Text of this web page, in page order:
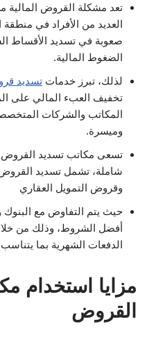
تعد مشكلة القروض المالية
العديد من الأفراد في
صعوبة في تسديد الأقساط
الضغوط المالية.
لذلك، تبرز خدمات تسديد
تخفيف العبء المالي على
المكاتب والشركات
وميسرة.
تسعى مكاتب تسديد القروض
شاملة، تشمل تسديد
وقروض التمويل العقاري
حيث يتم التفاوض مع
أفضل الشروط، وذلك من
الدفعات الشهرية بما
مزايا استخدام
القروض